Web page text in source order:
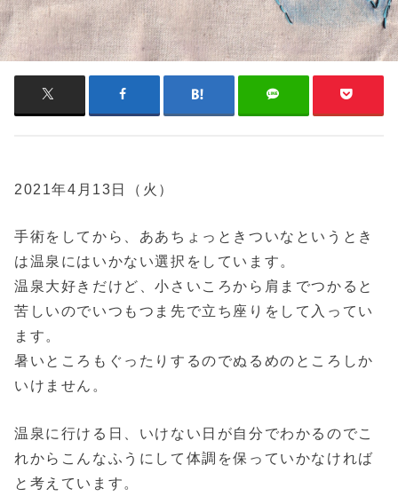
2021年4月13日（火）
手術をしてから、ああちょっときついなというとき
は温泉にはいかない選択をしています。
温泉大好きだけど、小さいころから肩までつかると
苦しいのでいつもつま先で立ち座りをして入ってい
ます。
暑いところもぐったりするのでぬるめのところしか
いけません。
温泉に行ける日、いけない日が自分でわかるのでこ
れからこんなふうにして体調を保っていかなければ
と考えています。